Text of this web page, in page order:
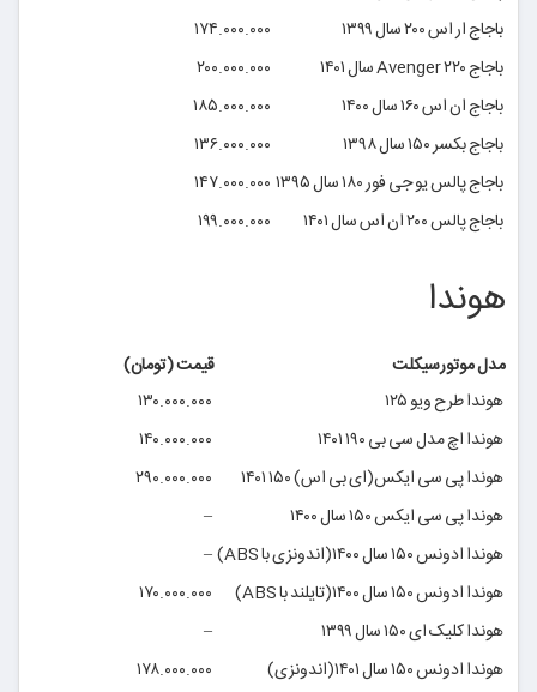
باجاج ار اس ۲۰۰ سال ۱۳۹۹
۱۷۴.۰۰۰.۰۰۰
باجاج ۲۲۰ Avenger سال ۱۴۰۱
۲۰۰.۰۰۰.۰۰۰
باجاج ان اس ۱۶۰ سال ۱۴۰۰
۱۸۵.۰۰۰.۰۰۰
باجاج بکسر ۱۵۰ سال ۱۳۹۸
۱۳۶.۰۰۰.۰۰۰
باجاج پالس یو جی فور ۱۸۰ سال ۱۳۹۵
۱۴۷.۰۰۰.۰۰۰
باجاج پالس ۲۰۰ ان اس سال ۱۴۰۱
۱۹۹.۰۰۰.۰۰۰
هوندا
مدل موتورسیکلت‌
قیمت (تومان)
هوندا طرح ویو ۱۲۵
۱۳۰.۰۰۰.۰۰۰
هوندا اچ مدل سی بی ۱۹۰ ۱۴۰۱
۱۴۰.۰۰۰.۰۰۰
هوندا پی سی ایکس(ای بی اس) ۱۵۰ ۱۴۰۱
۲۹۰.۰۰۰.۰۰۰
هوندا پی سی ایکس ۱۵۰ سال ۱۴۰۰
–
هوندا ادونس ۱۵۰ سال ۱۴۰۰(اندونزی با ABS)
–
هوندا ادونس ۱۵۰ سال ۱۴۰۰(تایلند با ABS)
۱۷۰.۰۰۰.۰۰۰
هوندا کلیک ای ۱۵۰ سال ۱۳۹۹
–
هوندا ادونس ۱۵۰ سال ۱۴۰۱(اندونزی)
۱۷۸.۰۰۰.۰۰۰